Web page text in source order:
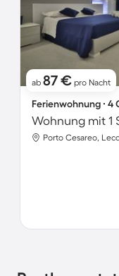
ab 87 € pro Nacht
Ferienwohnung ∙ 4
Porto Cesareo,